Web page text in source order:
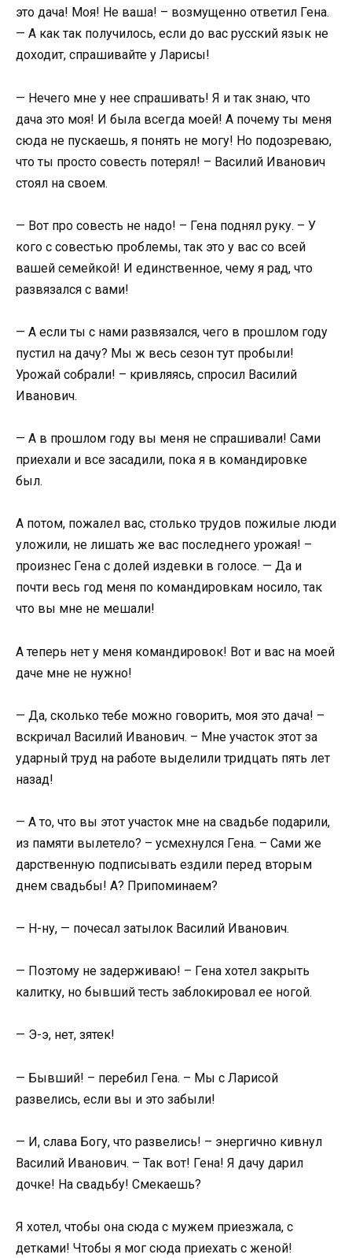
это дача! Моя! Не ваша! – возмущенно ответил Гена.
— А как так получилось, если до вас русский язык не
доходит, спрашивайте у Ларисы!
— Нечего мне у нее спрашивать! Я и так знаю, что
дача это моя! И была всегда моей! А почему ты меня
сюда не пускаешь, я понять не могу! Но подозреваю,
что ты просто совесть потерял! – Василий Иванович
стоял на своем.
— Вот про совесть не надо! – Гена поднял руку. – У
кого с совестью проблемы, так это у вас со всей
вашей семейкой! И единственное, чему я рад, что
развязался с вами!
— А если ты с нами развязался, чего в прошлом году
пустил на дачу? Мы ж весь сезон тут пробыли!
Урожай собрали! – кривляясь, спросил Василий
Иванович.
— А в прошлом году вы меня не спрашивали! Сами
приехали и все засадили, пока я в командировке
был.
А потом, пожалел вас, столько трудов пожилые люди
уложили, не лишать же вас последнего урожая! –
произнес Гена с долей издевки в голосе. — Да и
почти весь год меня по командировкам носило, так
что вы мне не мешали!
А теперь нет у меня командировок! Вот и вас на моей
даче мне не нужно!
— Да, сколько тебе можно говорить, моя это дача! –
вскричал Василий Иванович. – Мне участок этот за
ударный труд на работе выделили тридцать пять лет
назад!
— А то, что вы этот участок мне на свадьбе подарили,
из памяти вылетело? – усмехнулся Гена. – Сами же
дарственную подписывать ездили перед вторым
днем свадьбы! А? Припоминаем?
— Н-ну, — почесал затылок Василий Иванович.
— Поэтому не задерживаю! – Гена хотел закрыть
калитку, но бывший тесть заблокировал ее ногой.
— Э-э, нет, зятек!
— Бывший! – перебил Гена. – Мы с Ларисой
развелись, если вы и это забыли!
— И, слава Богу, что развелись! – энергично кивнул
Василий Иванович. – Так вот! Гена! Я дачу дарил
дочке! На свадьбу! Смекаешь?
Я хотел, чтобы она сюда с мужем приезжала, с
детками! Чтобы я мог сюда приехать с женой!